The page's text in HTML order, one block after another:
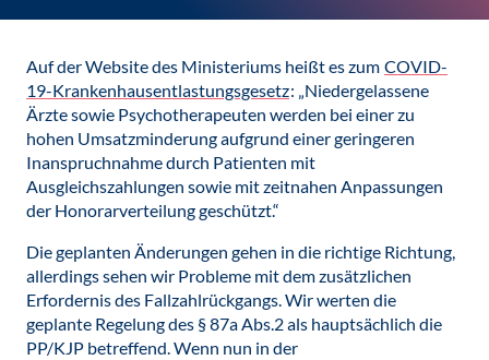
Auf der Website des Ministeriums heißt es zum COVID-
19-Krankenhausentlastungsgesetz: „Niedergelassene
Ärzte sowie Psychotherapeuten werden bei einer zu
hohen Umsatzminderung aufgrund einer geringeren
Inanspruchnahme durch Patienten mit
Ausgleichszahlungen sowie mit zeitnahen Anpassungen
der Honorarverteilung geschützt.“
Die geplanten Änderungen gehen in die richtige Richtung,
allerdings sehen wir Probleme mit dem zusätzlichen
Erfordernis des Fallzahlrückgangs. Wir werten die
geplante Regelung des § 87a Abs.2 als hauptsächlich die
PP/KJP betreffend. Wenn nun in der